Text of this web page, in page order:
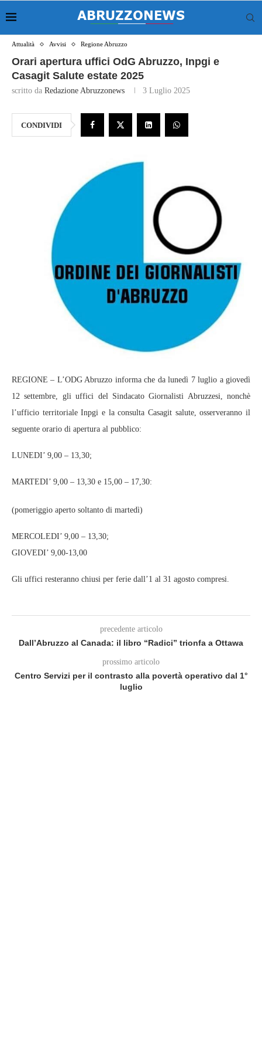
Attualità Avvisi Regione Abruzzo
Orari apertura uffici OdG Abruzzo, Inpgi e
Casagit Salute estate 2025
scritto da Redazione Abruzzonews 3 Luglio 2025
CONDIVIDI
REGIONE – L’ODG Abruzzo informa che da lunedì 7 luglio a giovedì
12 settembre, gli uffici del Sindacato Giornalisti Abruzzesi, nonchè
l’ufficio territoriale Inpgi e la consulta Casagit salute, osserveranno il
seguente orario di apertura al pubblico:
LUNEDI’ 9,00 – 13,30;
MARTEDI’ 9,00 – 13,30 e 15,00 – 17,30:
(pomeriggio aperto soltanto di martedì)
MERCOLEDI’ 9,00 – 13,30;
GIOVEDI’ 9,00-13,00
Gli uffici resteranno chiusi per ferie dall’1 al 31 agosto compresi.
precedente articolo
Dall’Abruzzo al Canada: il libro “Radici” trionfa a Ottawa
prossimo articolo
Centro Servizi per il contrasto alla povertà operativo dal 1°
luglio